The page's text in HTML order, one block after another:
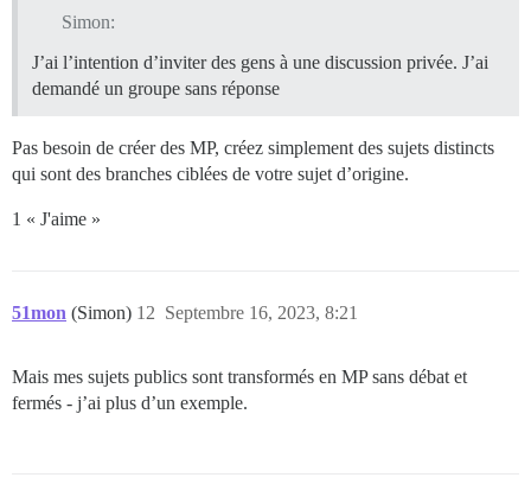
Simon:
J’ai l’intention d’inviter des gens à une discussion privée. J’ai
demandé un groupe sans réponse
Pas besoin de créer des MP, créez simplement des sujets distincts
qui sont des branches ciblées de votre sujet d’origine.
1 « J'aime »
51mon (Simon) Septembre 16, 2023, 8:21
12
Mais mes sujets publics sont transformés en MP sans débat et
fermés - j’ai plus d’un exemple.